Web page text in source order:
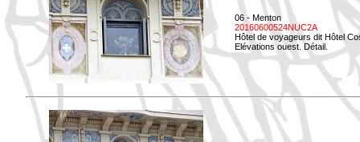
06 - Menton
20160600524NUC2A
Hôtel de voyageurs dit Hôtel
Elévations ouest. Détail.